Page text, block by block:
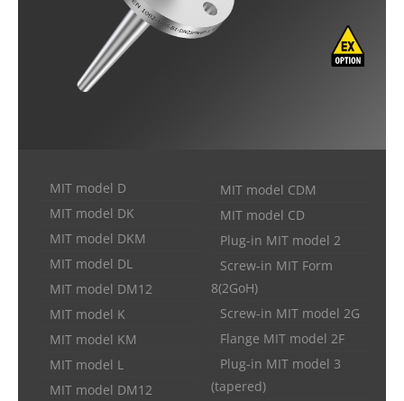
MIT model D
MIT model DK
MIT model DKM
MIT model DL
MIT model DM12
MIT model K
MIT model KM
MIT model L
MIT model DM12
MIT model CDM
MIT model CD
Plug-in MIT model 2
Screw-in MIT Form
8(2GoH)
Screw-in MIT model 2G
Flange MIT model 2F
Plug-in MIT model 3
(tapered)